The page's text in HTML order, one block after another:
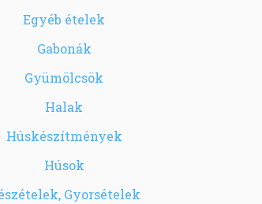
Egyéb ételek
Gabonák
Gyümölcsök
Halak
Húskészítmények
Húsok
Gyorsételek